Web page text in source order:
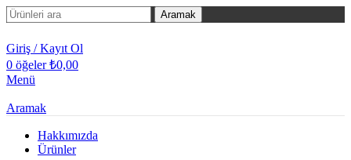
Aramak
Giriş / Kayıt Ol
0 öğeler ₺0,00
Menü
Aramak
Hakkımızda
Ürünler